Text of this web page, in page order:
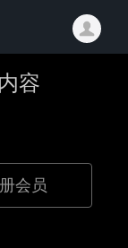
容
会员